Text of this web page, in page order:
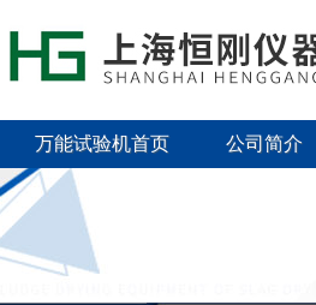
万能试验机首页 公司简介